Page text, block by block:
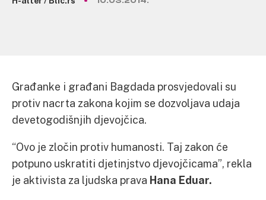
Građanke i građani Bagdada prosvjedovali su
protiv nacrta zakona kojim se dozvoljava udaja
devetogodišnjih djevojčica.
“Ovo je zločin protiv humanosti. Taj zakon će
potpuno uskratiti djetinjstvo djevojčicama”, rekla
je aktivista za ljudska prava Hana Eduar.